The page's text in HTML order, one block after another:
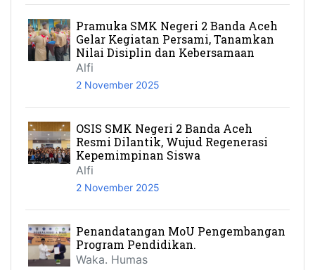
Pramuka SMK Negeri 2 Banda Aceh
Gelar Kegiatan Persami, Tanamkan
Nilai Disiplin dan Kebersamaan
Alfi
2 November 2025
OSIS SMK Negeri 2 Banda Aceh
Resmi Dilantik, Wujud Regenerasi
Kepemimpinan Siswa
Alfi
2 November 2025
Penandatangan MoU Pengembangan
Program Pendidikan.
Waka. Humas